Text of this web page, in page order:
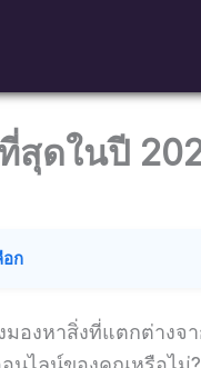
สุดในปี
อก
องหาสิ่งที่แตกต่างจ